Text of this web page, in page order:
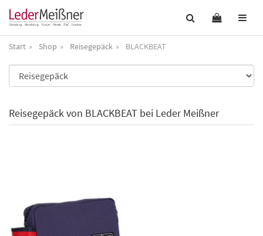
Start Shop Reisegepäck BLACKBEAT
Reisegepäck von BLACKBEAT bei Leder Meißner